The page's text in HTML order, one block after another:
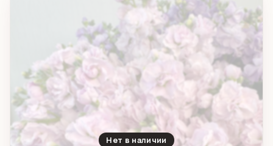
Нет в наличии